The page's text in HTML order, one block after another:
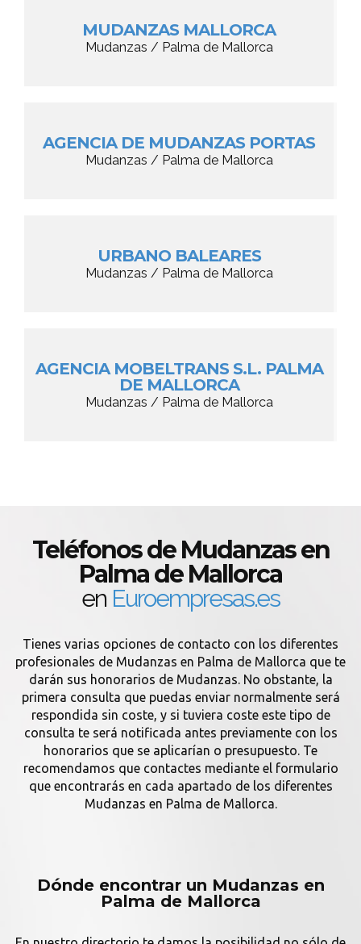
MUDANZAS MALLORCA
Mudanzas / Palma de Mallorca
AGENCIA DE MUDANZAS PORTAS
Mudanzas / Palma de Mallorca
URBANO BALEARES
Mudanzas / Palma de Mallorca
AGENCIA MOBELTRANS S.L. PALMA
DE MALLORCA
Mudanzas / Palma de Mallorca
Teléfonos de Mudanzas en
Palma de Mallorca
en Euroempresas.es
Tienes varias opciones de contacto con los diferentes
profesionales de Mudanzas en Palma de Mallorca que te
darán sus honorarios de Mudanzas. No obstante, la
primera consulta que puedas enviar normalmente será
respondida sin coste, y si tuviera coste este tipo de
consulta te será notificada antes previamente con los
honorarios que se aplicarían o presupuesto. Te
recomendamos que contactes mediante el formulario
que encontrarás en cada apartado de los diferentes
Mudanzas en Palma de Mallorca.
Dónde encontrar un Mudanzas en
Palma de Mallorca